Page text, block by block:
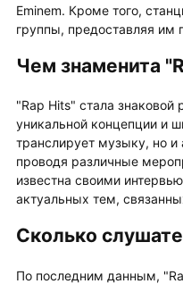
Eminem. Кроме того,
группы, предоставляя им
Чем знаменита
"Rap Hits" стала знаковой
уникальной концепции и
транслирует музыку, но и
проводя различные
известна своими
актуальных тем,
Сколько
По последним данным,